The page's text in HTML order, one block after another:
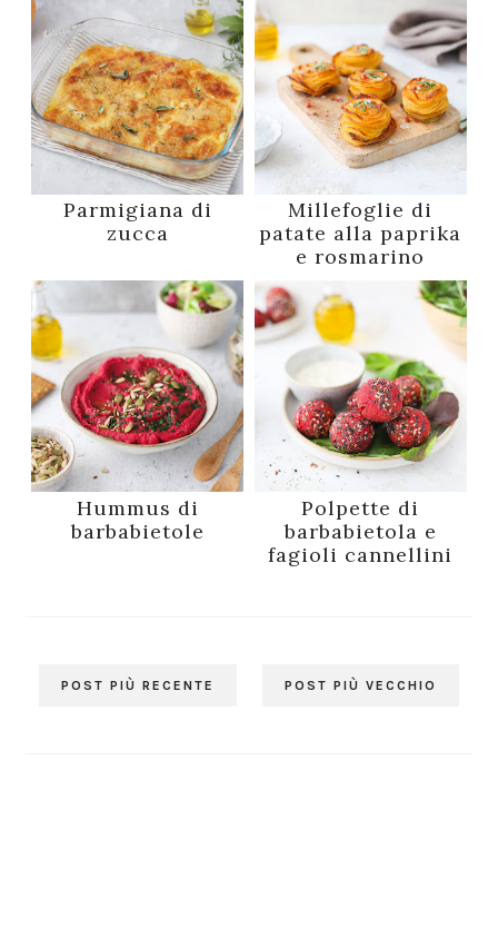
Parmigiana di
zucca
Millefoglie di
patate alla paprika
e rosmarino
Hummus di
barbabietole
Polpette di
barbabietola e
fagioli cannellini
POST PIÙ RECENTE POST PIÙ VECCHIO